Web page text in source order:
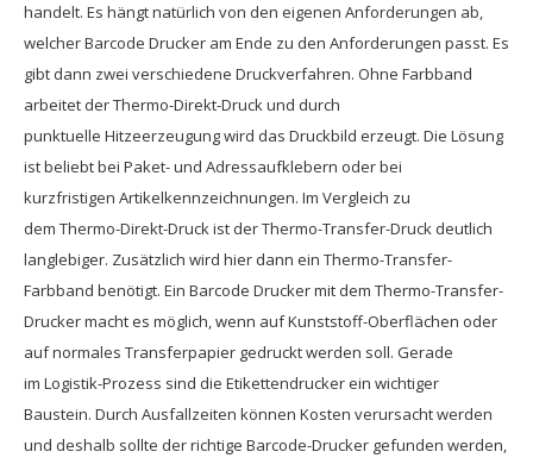
handelt. Es hängt natürlich von den eigenen Anforderungen ab,
welcher Barcode Drucker am Ende zu den Anforderungen passt. Es
gibt dann zwei verschiedene Druckverfahren. Ohne Farbband
arbeitet der Thermo-Direkt-Druck und durch
punktuelle Hitzeerzeugung wird das Druckbild erzeugt. Die Lösung
ist beliebt bei Paket- und Adressaufklebern oder bei
kurzfristigen Artikelkennzeichnungen. Im Vergleich zu
dem Thermo-Direkt-Druck ist der Thermo-Transfer-Druck deutlich
langlebiger. Zusätzlich wird hier dann ein Thermo-Transfer-
Farbband benötigt. Ein Barcode Drucker mit dem Thermo-Transfer-
Drucker macht es möglich, wenn auf Kunststoff-Oberflächen oder
auf normales Transferpapier gedruckt werden soll. Gerade
im Logistik-Prozess sind die Etikettendrucker ein wichtiger
Baustein. Durch Ausfallzeiten können Kosten verursacht werden
und deshalb sollte der richtige Barcode-Drucker gefunden werden,